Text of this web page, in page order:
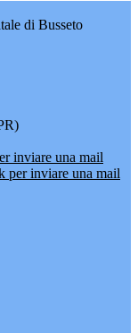
di Busseto
inviare una mail
per inviare una mail